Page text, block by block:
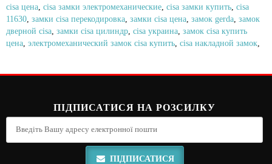
cisa цена cisa замки электромеханические cisa замки купить cisa
11630 замки cisa перекодировка замки cisa цена замок gerda замок
дверной cisa замки cisa цилиндр cisa украина замок cisa купить
цена электромеханический замок cisa купить cisa накладной замок
ПІДПИСАТИСЯ НА РОЗСИЛКУ
ПІДПИСАТИСЯ